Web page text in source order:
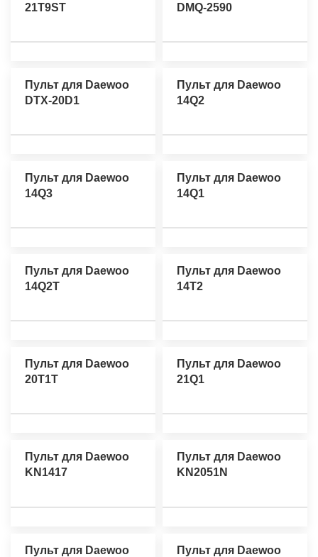
21T9ST
DMQ-2590
Пульт для Daewoo
DTX-20D1
Пульт для Daewoo
14Q2
Пульт для Daewoo
14Q3
Пульт для Daewoo
14Q1
Пульт для Daewoo
14Q2T
Пульт для Daewoo
14T2
Пульт для Daewoo
20T1T
Пульт для Daewoo
21Q1
Пульт для Daewoo
KN1417
Пульт для Daewoo
KN2051N
Пульт для Daewoo
Пульт для Daewoo